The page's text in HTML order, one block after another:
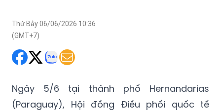
Thứ Bảy 06/06/2026 10:36
(GMT+7)
Ngày 5/6 tại thành phố Hernandarias
(Paraguay), Hội đồng Điều phối quốc tế